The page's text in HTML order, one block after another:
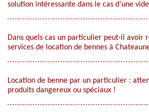
solution intéressante dans le cas d’une
Dans quels cas un particulier peut-il avoir
services de location de bennes à
Location de benne par un particulier :
produits dangereux ou spéciaux !